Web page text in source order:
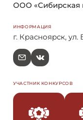
ООО «Сибирская
ИНФОРМАЦИЯ
г. Красноярск, ул.
e V
УЧАСТНИК КОНКУРСОВ